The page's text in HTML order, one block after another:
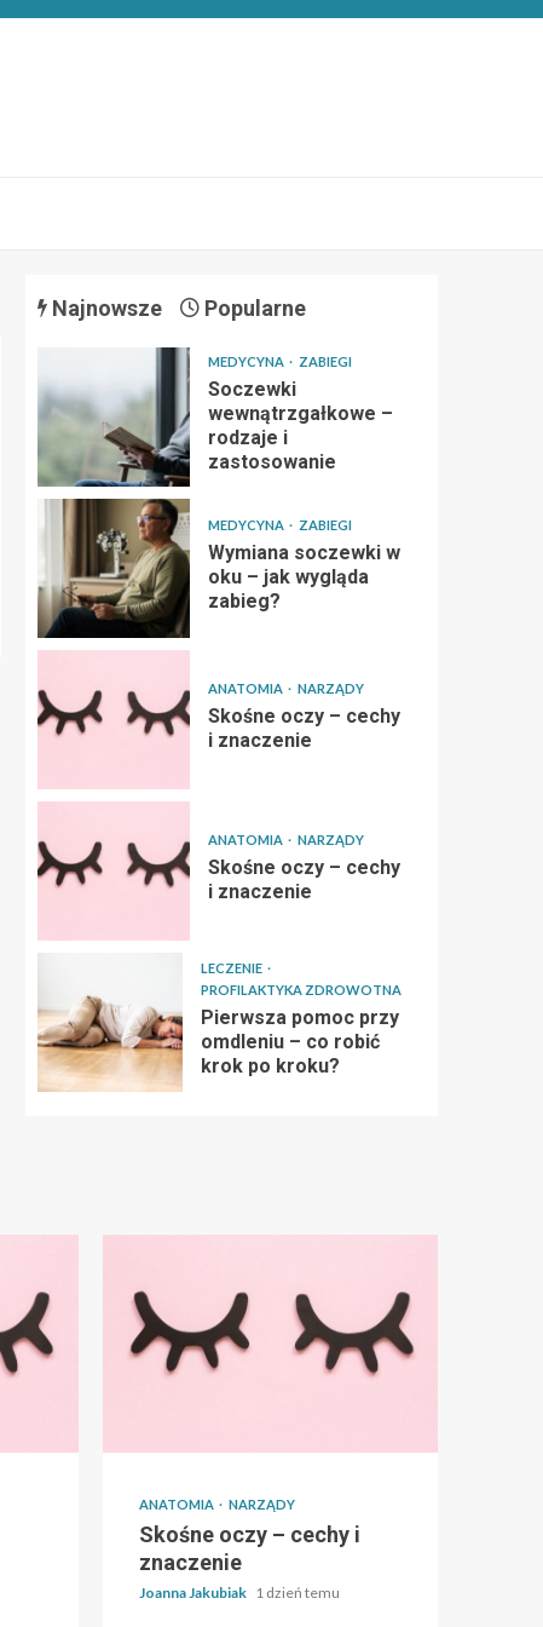
Najnowsze Popularne
MEDYCYNA ZABIEGI
Soczewki
wewnątrzgałkowe –
rodzaje i
zastosowanie
MEDYCYNA ZABIEGI
Wymiana soczewki w
oku – jak wygląda
zabieg?
ANATOMIA NARZĄDY
Skośne oczy – cechy
i znaczenie
ANATOMIA NARZĄDY
Skośne oczy – cechy
i znaczenie
LECZENIE
PROFILAKTYKA ZDROWOTNA
Pierwsza pomoc przy
omdleniu – co robić
krok po kroku?
ANATOMIA NARZĄDY
Skośne oczy – cechy i
znaczenie
Joanna Jakubiak 1 dzień temu